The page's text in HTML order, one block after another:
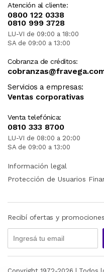
Atención al cliente:
0800 122 0338
0810 999 3728
LU-VI de 09:00 a 18:00
SA de 09:00 a 13:00
Cobranza de créditos:
Servicios a empresas:
Ventas corporativas
Venta telefónica:
0810 333 8700
LU-VI de 08:00 a 20:00
SA de 09:00 a 13:00
Información legal
Protección de Usuarios
Recibí ofertas y promociones